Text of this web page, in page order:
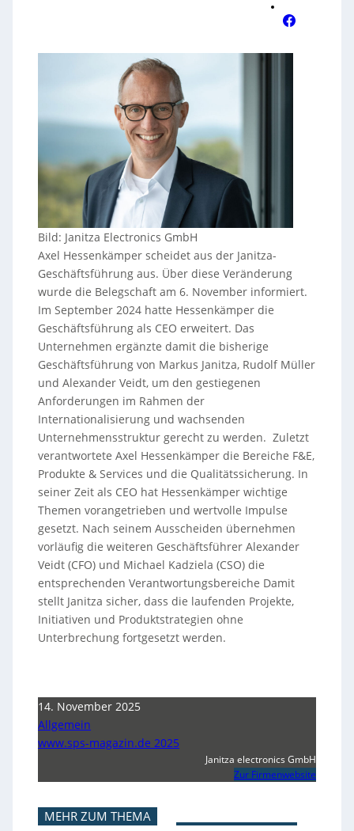
Bild: Janitza Electronics GmbH
Axel Hessenkämper scheidet aus der Janitza-
Geschäftsführung aus. Über diese Veränderung
wurde die Belegschaft am 6. November informiert.
Im September 2024 hatte Hessenkämper die
Geschäftsführung als CEO erweitert. Das
Unternehmen ergänzte damit die bisherige
Geschäftsführung von Markus Janitza, Rudolf Müller
und Alexander Veidt, um den gestiegenen
Anforderungen im Rahmen der
Internationalisierung und wachsenden
Unternehmensstruktur gerecht zu werden. Zuletzt
verantwortete Axel Hessenkämper die Bereiche F&E,
Produkte & Services und die Qualitätssicherung. In
seiner Zeit als CEO hat Hessenkämper wichtige
Themen vorangetrieben und wertvolle Impulse
gesetzt. Nach seinem Ausscheiden übernehmen
vorläufig die weiteren Geschäftsführer Alexander
Veidt (CFO) und Michael Kadziela (CSO) die
entsprechenden Verantwortungsbereiche Damit
stellt Janitza sicher, dass die laufenden Projekte,
Initiativen und Produktstrategien ohne
Unterbrechung fortgesetzt werden.
14. November 2025
Allgemein
www.sps-magazin.de 2025
Janitza electronics GmbH
Zur Firmenwebsite
MEHR ZUM THEMA